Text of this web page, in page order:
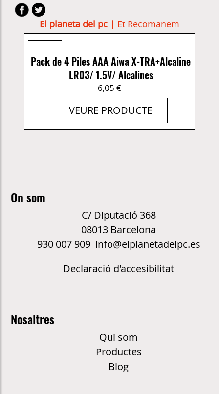
El planeta del pc | Et Recomanem
Pack de 4 Piles AAA Aiwa X-TRA+Alcaline
LR03/ 1.5V/ Alcalines
6,05 €
VEURE PRODUCTE
On som
C/ Diputació 368
08013 Barcelona
930 007 909 info@elplanetadelpc.es
Declaració d'accesibilitat
Nosaltres
Qui som
Productes
Blog